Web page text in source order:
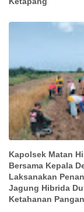
Kapolsek Matan
Bersama Kepala
Laksanakan
Jagung Hibrida
Ketahanan Pangan